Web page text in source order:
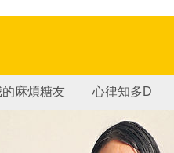
的麻煩糖友 心律知多D